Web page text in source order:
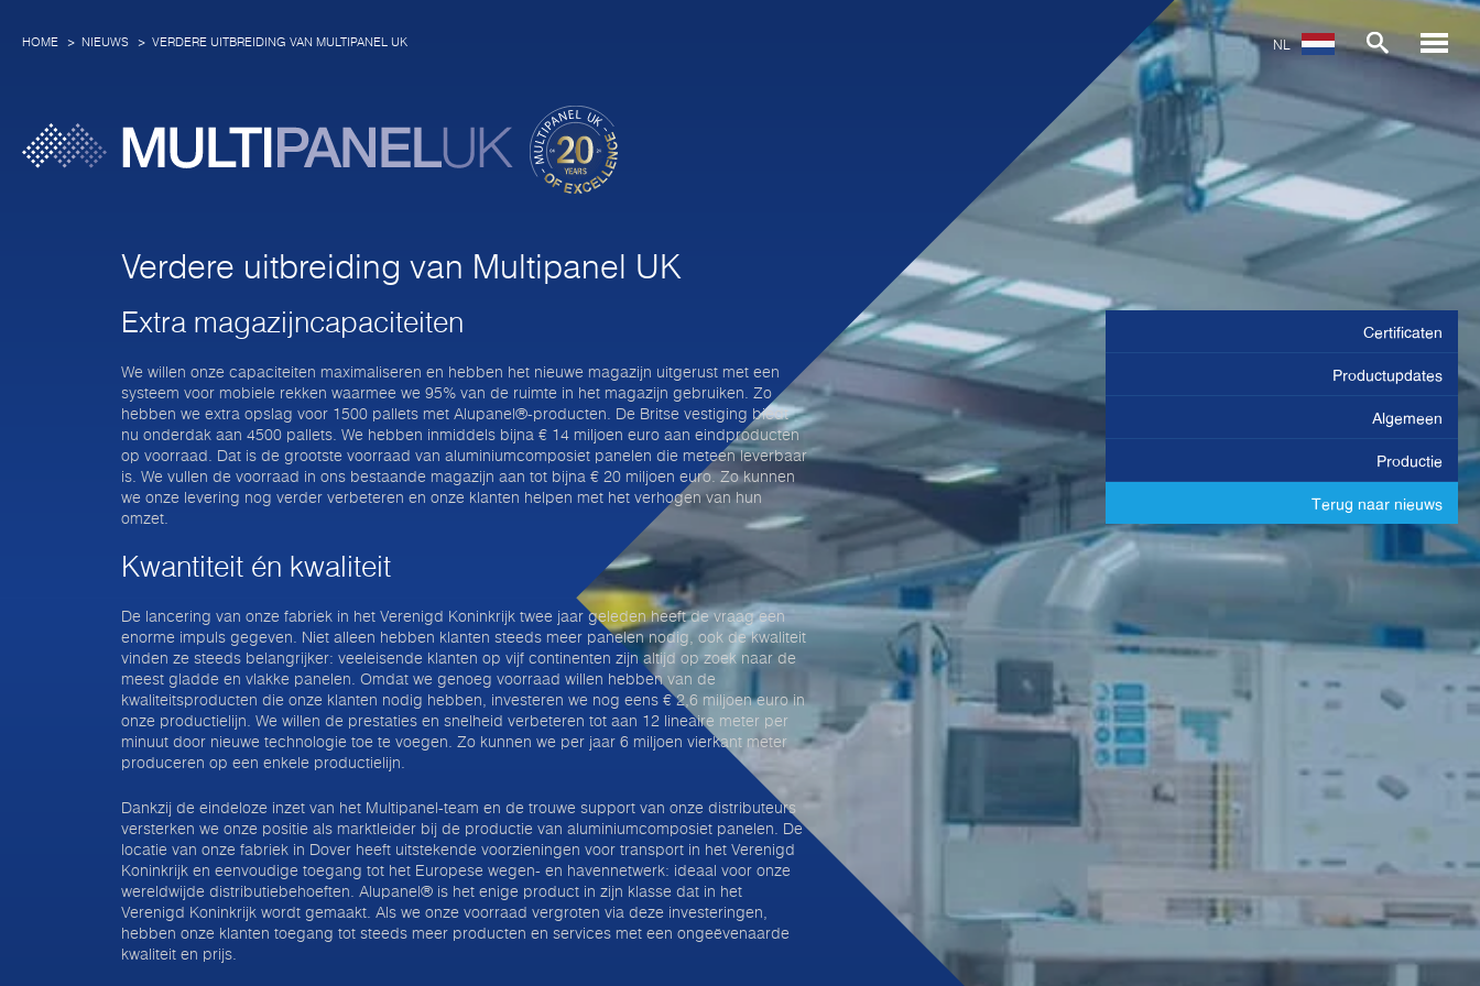
HOME NIEUWS VERDERE UITBREIDING VAN MULTIPANEL UK NL
Verdere uitbreiding van Multipanel UK
Extra magazijncapaciteiten
We willen onze capaciteiten maximaliseren en hebben het nieuwe magazijn uitgerust met een
systeem voor mobiele rekken waarmee we 95% van de ruimte in het magazijn gebruiken. Zo
hebben we extra opslag voor 1500 pallets met Alupanel®-producten. De Britse vestiging biedt
nu onderdak aan 4500 pallets. We hebben inmiddels bijna € 14 miljoen euro aan eindproducten
op voorraad. Dat is de grootste voorraad van aluminiumcomposiet panelen die meteen leverbaar
is. We vullen de voorraad in ons bestaande magazijn aan tot bijna € 20 miljoen euro. Zo kunnen
we onze levering nog verder verbeteren en onze klanten helpen met het verhogen van hun
omzet.
Kwantiteit én kwaliteit
De lancering van onze fabriek in het Verenigd Koninkrijk twee jaar geleden heeft de vraag een
enorme impuls gegeven. Niet alleen hebben klanten steeds meer panelen nodig, ook de kwaliteit
vinden ze steeds belangrijker: veeleisende klanten op vijf continenten zijn altijd op zoek naar de
meest gladde en vlakke panelen. Omdat we genoeg voorraad willen hebben van de
kwaliteitsproducten die onze klanten nodig hebben, investeren we nog eens € 2,6 miljoen euro in
onze productielijn. We willen de prestaties en snelheid verbeteren tot aan 12 lineaire meter per
minuut door nieuwe technologie toe te voegen. Zo kunnen we per jaar 6 miljoen vierkant meter
produceren op een enkele productielijn.
Dankzij de eindeloze inzet van het Multipanel-team en de trouwe support van onze distributeurs
versterken we onze positie als marktleider bij de productie van aluminiumcomposiet panelen. De
locatie van onze fabriek in Dover heeft uitstekende voorzieningen voor transport in het Verenigd
Koninkrijk en eenvoudige toegang tot het Europese wegen- en havennetwerk: ideaal voor onze
wereldwijde distributiebehoeften. Alupanel® is het enige product in zijn klasse dat in het
Verenigd Koninkrijk wordt gemaakt. Als we onze voorraad vergroten via deze investeringen,
hebben onze klanten toegang tot steeds meer producten en services met een ongeëvenaarde
kwaliteit en prijs.
Certificaten
Productupdates
Algemeen
Productie
Terug naar nieuws